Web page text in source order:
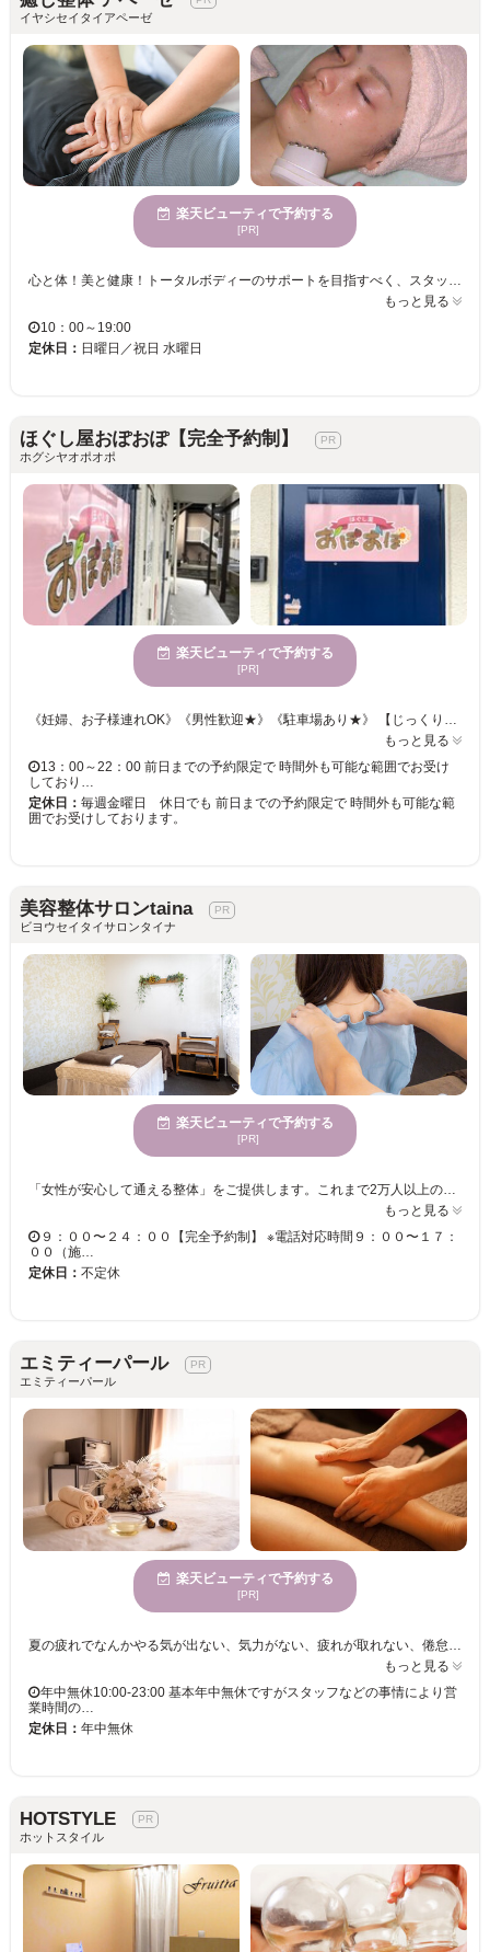
イヤシセイタイアペーゼ
楽天ビューティで予約する
[PR]
心と体！美と健康！トータルボディーのサポートを目指すべく、スタッフ一同、明るく元気に。 そして真剣にお客様の「症状・お悩み・目標」と向き合いながら日々邁進しております(笑)！！ 毎月勉強会にも意欲を持って参加し皆で知識を深めあい、更に更にと技術の研究を致しております！ 骨盤整体！ボディケア（筋肉ほぐし）！リンパマッサージ！痩身！脱毛！フェイシャルエステ！豊富なメニューで、様々な組み合わせが楽しめる【癒し整体 アペーゼ】◎アットホームな雰囲気で、スタッフの和やかな物腰も人気の理由の一つです。気さくで明るいスタッフだからついつい話し込んで帰る方も多いそう。子供からお年寄りまで幅広い年代の方が来店されています。 10時から21時頃（予約は19時半）まで営業しているので、お仕事帰りに立ち寄ればその日の疲れをその日のうちにスッキリ♪又夕食後お風呂に入ってから、ご夫婦でお越しになられるのも◎幅広い世代の方から支持されています。 溜まった疲れをスッキリさせたい！気分転換・自分へのご褒美に【癒し整体 アペーゼ】へ足を運んでみてはいかがですか？皆様のお越しをお待ちしております。
もっと見る
10：00～19:00
定休日： 日曜日／祝日 水曜日
ほぐし屋おぽおぽ【完全予約制】
ホグシヤオポオポ
楽天ビューティで予約する
[PR]
《妊婦、お子様連れOK》《男性歓迎★》《駐車場あり★》 【じっくりゆっくりお疲れををケア】【お値段以上★】 ＜ボディケア＞揉みほぐしとタイ古式をミックスさせた施術◎ お客様一人ひとりに合わせたアプローチでお疲れ箇所をスッキリ改善。 ＜足ウラ＞老廃物が蓄積しやすいふくらはぎからケア メニューによって、アプローチする回数とラインを増やしてじっくり丁寧に施術します！ 心も体もリラックス♪♪きっと満足していただけますので、お気軽にご来店くださいませ。
もっと見る
13：00～22：00 前日までの予約限定で 時間外も可能な範囲でお受け
しており…
定休日： 毎週金曜日 休日でも 前日までの予約限定で 時間外も可能な範
囲でお受けしております。
美容整体サロンtaina
ビヨウセイタイサロンタイナ
楽天ビューティで予約する
[PR]
「女性が安心して通える整体」をご提供します。これまで2万人以上の方を施術した経験を活かし、女性のスタイルアップを得意としています。もちろん、腰痛や肩こり、身体の不調など女性特有の不調も徹底サポートさせて頂きます。産後の骨盤矯正もお任せください！まずはお気軽にご相談くださいませ。歴15年以上。ダイエット・栄養の資格を所有。
もっと見る
９：００〜２４：００【完全予約制】 ※電話対応時間９：００〜１７：
００（施…
定休日： 不定休
エミティーパール
エミティーパール
楽天ビューティで予約する
[PR]
もっと見る
年中無休10:00-23:00 基本年中無休ですがスタッフなどの事情により営
業時間の…
定休日： 年中無休
HOTSTYLE
ホットスタイル